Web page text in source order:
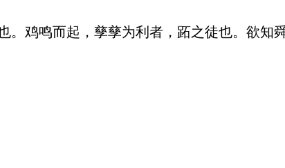
鸡鸣而起，孳孳为利者，跖之徒也。欲知